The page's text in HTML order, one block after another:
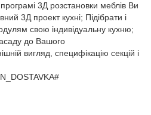
3Д розстановки меблів Ви
3Д проект кухні; Підібрати і
свою індивідуальну кухню;
до Вашого
вигляд, специфікацію секцій і